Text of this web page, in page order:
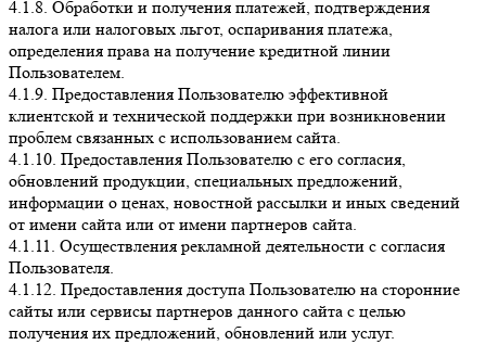
4.1.8. Обработки и получения платежей, подтверждения
налога или налоговых льгот, оспаривания платежа,
определения права на получение кредитной линии
Пользователем.
4.1.9. Предоставления Пользователю эффективной
клиентской и технической поддержки при возникновении
проблем связанных с использованием сайта.
4.1.10. Предоставления Пользователю с его согласия,
обновлений продукции, специальных предложений,
информации о ценах, новостной рассылки и иных сведений
от имени сайта или от имени партнеров сайта.
4.1.11. Осуществления рекламной деятельности с согласия
Пользователя.
4.1.12. Предоставления доступа Пользователю на сторонние
сайты или сервисы партнеров данного сайта с целью
получения их предложений, обновлений или услуг.